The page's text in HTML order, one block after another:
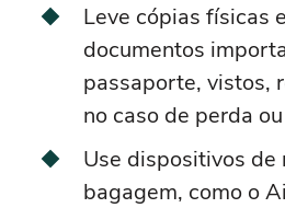
Leve cópias físicas
documentos
passaporte, vistos,
no caso de perda
Use dispositivos de
bagagem, como o